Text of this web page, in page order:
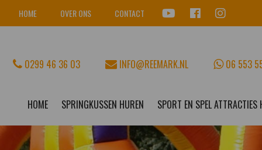
HOME OVER ONS CONTACT
0299 46 36 03 INFO@REEMARK.NL 06 553
HOME SPRINGKUSSEN HUREN SPORT EN SPEL ATTRACTIES